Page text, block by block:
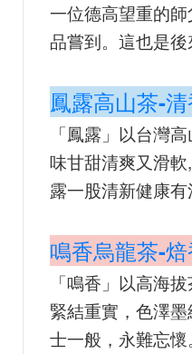
一位德高望重的
品嘗到。這也是
鳳露高山茶-
「鳳露」以台灣
味甘甜清爽又滑
露一股清新健康有
鳴香烏龍茶-
「鳴香」以高海
緊結重實，色澤
士一般，永難忘懷。